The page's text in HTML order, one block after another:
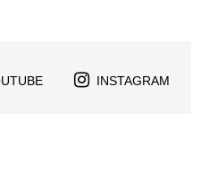
INSTAGRAM